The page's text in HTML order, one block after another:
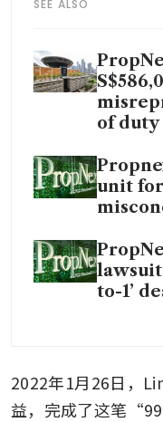
SEE ALSO
of duty
unit
lawsuit
to-1’
2022年1月26日，
益，完成了这笔